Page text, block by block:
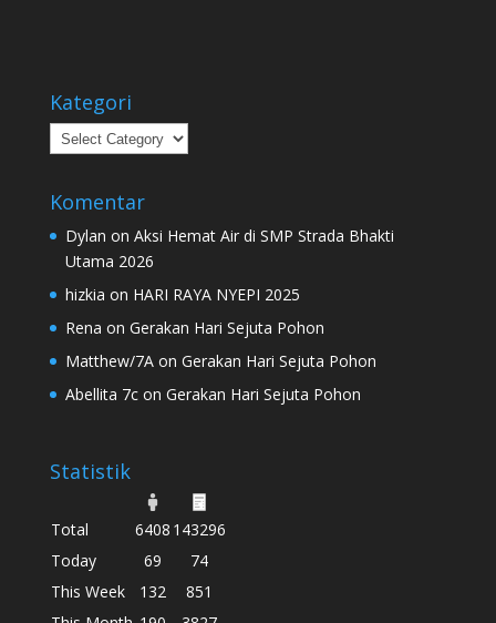
Kategori
Kategori
Komentar
Dylan on Aksi Hemat Air di SMP Strada Bhakti
Utama 2026
hizkia on HARI RAYA NYEPI 2025
Rena on Gerakan Hari Sejuta Pohon
Matthew/7Aon Gerakan Hari Sejuta Pohon
Abellita 7con Gerakan Hari Sejuta Pohon
Statistik
Total 6408 143296
Today
69
74
This Week
132
851